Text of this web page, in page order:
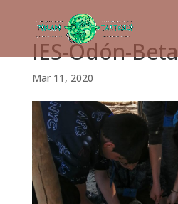
IES-Odón-
Mar 11, 2020